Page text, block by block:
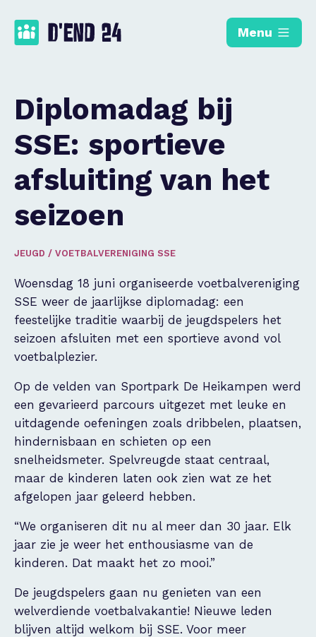
Menu
Diplomadag bij
SSE: sportieve
afsluiting van het
seizoen
JEUGD / VOETBALVERENIGING SSE
Woensdag 18 juni organiseerde voetbalvereniging
SSE weer de jaarlijkse diplomadag: een
feestelijke traditie waarbij de jeugdspelers het
seizoen afsluiten met een sportieve avond vol
voetbalplezier.
Op de velden van Sportpark De Heikampen werd
een gevarieerd parcours uitgezet met leuke en
uitdagende oefeningen zoals dribbelen, plaatsen,
hindernisbaan en schieten op een
snelheidsmeter. Spelvreugde staat centraal,
maar de kinderen laten ook zien wat ze het
afgelopen jaar geleerd hebben.
“We organiseren dit nu al meer dan 30 jaar. Elk
jaar zie je weer het enthousiasme van de
kinderen. Dat maakt het zo mooi.”
De jeugdspelers gaan nu genieten van een
welverdiende voetbalvakantie! Nieuwe leden
blijven altijd welkom bij SSE. Voor meer